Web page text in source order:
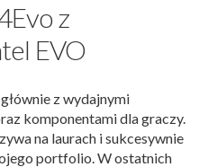
z
EVO
z wydajnymi
komponentami dla graczy.
na laurach i sukcesywnie
portfolio. W ostatnich